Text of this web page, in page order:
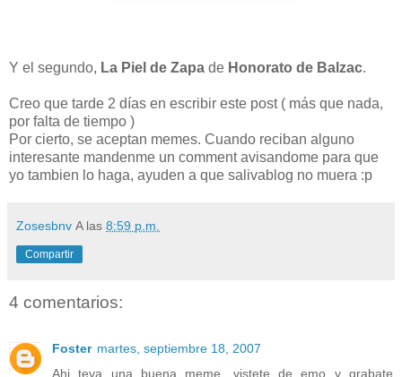
Y el segundo, La Piel de Zapa de Honorato de Balzac.
Creo que tarde 2 días en escribir este post ( más que nada,
por falta de tiempo )
Por cierto, se aceptan memes. Cuando reciban alguno
interesante mandenme un comment avisandome para que
yo tambien lo haga, ayuden a que salivablog no muera :p
Zosesbnv A las 8:59 p.m.
Compartir
4 comentarios:
Foster martes, septiembre 18, 2007
Ahi teva una buena meme, vistete de emo y grabate